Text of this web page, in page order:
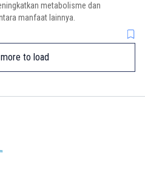
metabolisme dan
manfaat lainnya.
to load